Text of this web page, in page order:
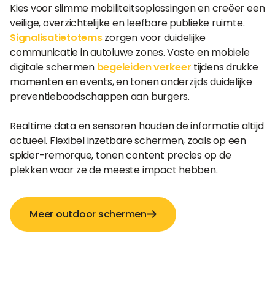
Kies voor slimme mobiliteitsoplossingen en creëer een
veilige, overzichtelijke en leefbare publieke ruimte.
Signalisatietotemszorgen voor duidelijke
communicatie in autoluwe zones. Vaste en mobiele
digitale schermen begeleiden verkeer tijdens drukke
momenten en events, en tonen anderzijds duidelijke
preventieboodschappen aan burgers.
Realtime data en sensoren houden de informatie altijd
actueel. Flexibel inzetbare schermen, zoals op een
spider-remorque, tonen content precies op de
plekken waar ze de meeste impact hebben.
Meer outdoor schermen